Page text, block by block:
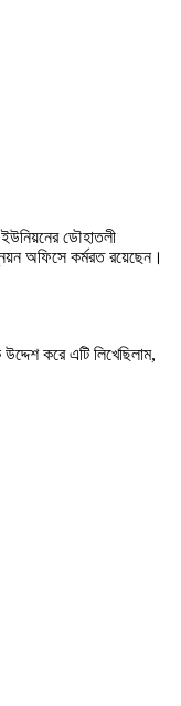
ডৌহাতলী
অফিসে কর্মরত রয়েছেন।
করে এটি লিখেছিলাম,